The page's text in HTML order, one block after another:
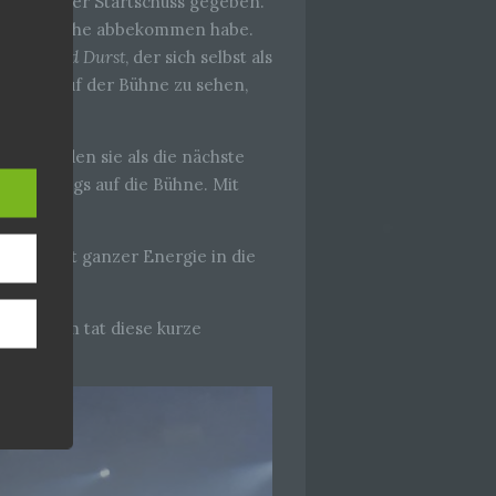
abbekommen habe.
war
Fred Durst, der sich selbst als
auf der Bühne zu sehen,
wurden sie als die nächste
Jungs auf die Bühne. Mit
mit ganzer Energie in die
tat diese kurze